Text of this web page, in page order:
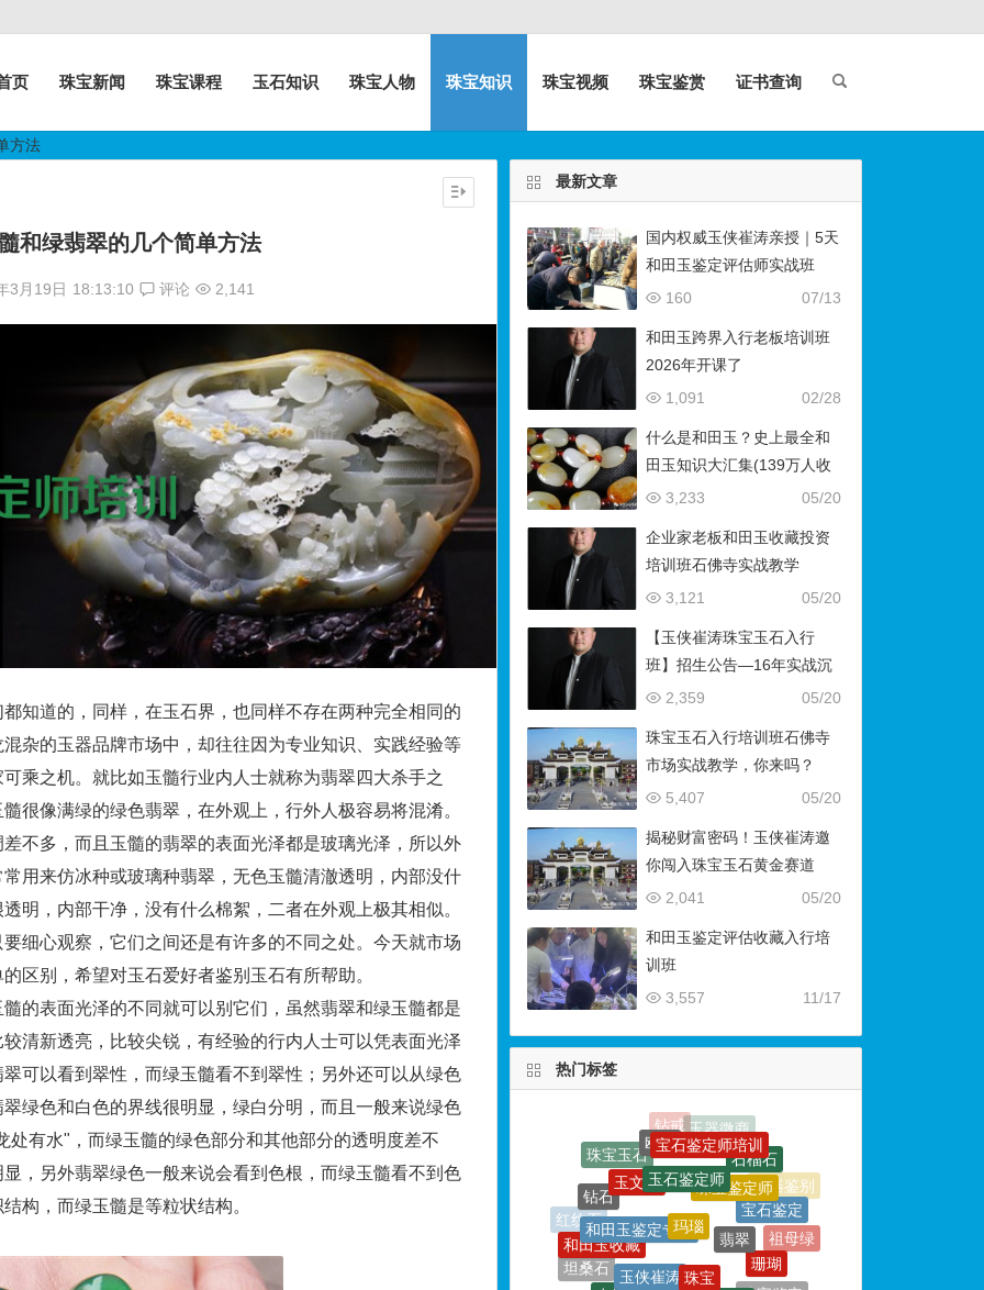
页 珠宝新闻 珠宝课程 玉石知识 珠宝人物 珠宝知识 珠宝视频 珠宝鉴赏 证书查询
方法
和绿翡翠的几个简单方法
3月19日 18:13:10 评论 2,141
知道的，同样，在玉石界，也同样不存在两种完全相同的
杂的玉器品牌市场中，却往往因为专业知识、实践经验等
乘之机。就比如玉髓行业内人士就称为翡翠四大杀手之
很像满绿的绿色翡翠，在外观上，行外人极容易将混淆。
不多，而且玉髓的翡翠的表面光泽都是玻璃光泽，所以外
用来仿冰种或玻璃种翡翠，无色玉髓清澈透明，内部没什
明，内部干净，没有什么棉絮，二者在外观上极其相似。
细心观察，它们之间还是有许多的不同之处。今天就市场
区别，希望对玉石爱好者鉴别玉石有所帮助。
表面光泽的不同就可以别它们，虽然翡翠和绿玉髓都是
清新透亮，比较尖锐，有经验的行内人士可以凭表面光泽
可以看到翠性，而绿玉髓看不到翠性；另外还可以从绿色
绿色和白色的界线很明显，绿白分明，而且一般来说绿色
有水"，而绿玉髓的绿色部分和其他部分的透明度差不
，另外翡翠绿色一般来说会看到色根，而绿玉髓看不到色
构，而绿玉髓是等粒状结构。
最新文章
国内权威玉侠崔涛亲授｜5天
和田玉鉴定评估师实战班
（石佛寺9月开班）
07/13
160
和田玉跨界入行老板培训班
2026年开课了
02/28
1,091
什么是和田玉？史上最全和
田玉知识大汇集(139万人收
藏）
05/20
3,233
企业家老板和田玉收藏投资
培训班石佛寺实战教学
05/20
3,121
【玉侠崔涛珠宝玉石入行
班】招生公告—16年实战沉
淀，助你叩开财富与传承之
05/20
2,359
珠宝玉石入行培训班石佛寺
市场实战教学，你来吗？
05/20
5,407
揭秘财富密码！玉侠崔涛邀
你闯入珠宝玉石黄金赛道
05/20
2,041
和田玉鉴定评估收藏入行培
训班
11/17
3,557
热门标签
宝石鉴定师培训
红纹石
钻石
玉文化
玉石鉴定师
珠宝鉴定师
宝石鉴定
祖母绿
珠宝鉴定培训
坦桑石
和田玉收藏
和田玉鉴定专家
玛瑙
翡翠
珊瑚
珠宝鉴定
卡地亚
玉侠崔涛珠宝
黄金
绿宝石